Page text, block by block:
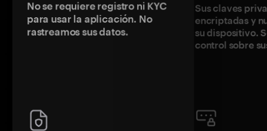
No se requiere registro ni KYC
para usar la aplicación. No
rastreamos sus datos.
Sus claves
encriptadas y
su dispositivo.
control sobre